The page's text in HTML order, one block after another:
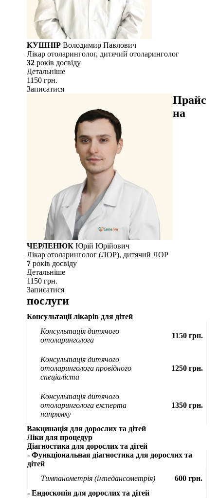
КУШНІР Володимир Павлович
Лікар отоларинголог, дитячий отоларинголог
32 рокiв досвiду
Детальнiше
1150 грн.
Записатися
ЧЕРЛЕНЮК Юрій Юрійович
Лікар отоларинголог (ЛОР), дитячий ЛОР
7 рокiв досвiду
Детальнiше
1150 грн.
Записатися
Прайс
на
послуги
Консультації лікарів для дітей
Консультація дитячого
отоларинголога
1150 грн.
Консультація дитячого
отоларинголога провідного
спеціаліста
1250 грн.
Консультація дитячого
отоларинголога експерта
напрямку
1350 грн.
Вакцинація для дорослих та дітей
Ліки для процедур
Діагностика для дорослих та дітей
- Функціональная діагностика для дорослих та
дітей
Тимпанометрія (імпедансометрія)
600 грн.
- Ендоскопія для дорослих та дітей